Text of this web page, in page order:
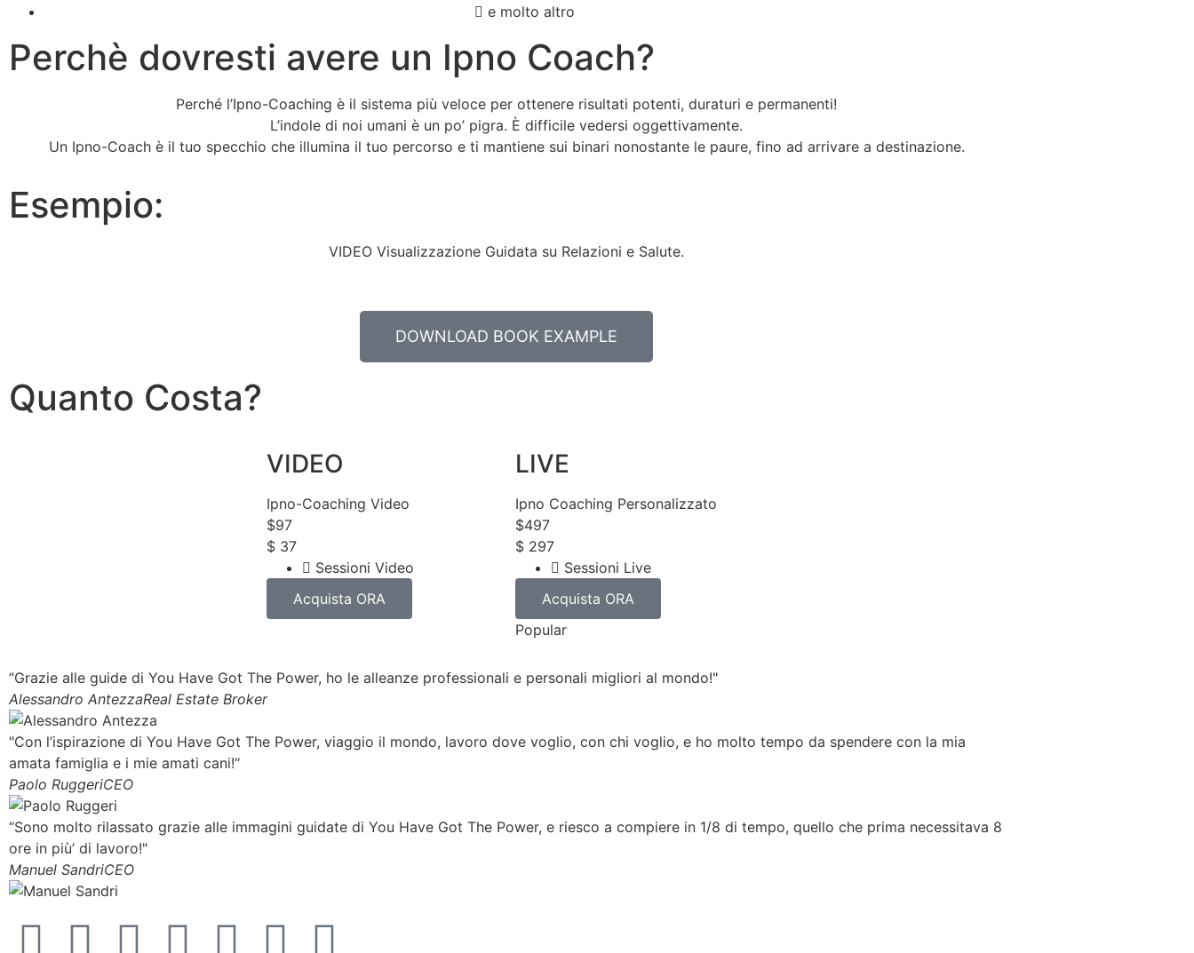
e molto altro
Perchè dovresti avere un Ipno Coach?
Perché l’Ipno-Coaching è il sistema più veloce per ottenere risultati potenti, duraturi e permanenti!
L’indole di noi umani è un po’ pigra. È difficile vedersi oggettivamente.
Un Ipno-Coach è il tuo specchio che illumina il tuo percorso e ti mantiene sui binari nonostante le paure, fino ad arrivare a destinazione.
Esempio:
VIDEO Visualizzazione Guidata su Relazioni e Salute.
DOWNLOAD BOOK EXAMPLE
Quanto Costa?
VIDEO
Ipno-Coaching Video
$97
$ 37
Sessioni Video
Acquista ORA
LIVE
Ipno Coaching Personalizzato
$497
$ 297
Sessioni Live
Acquista ORA
Popular
“Grazie alle guide di You Have Got The Power, ho le alleanze professionali e personali migliori al mondo!"
Alessandro AntezzaReal Estate Broker
"Con l’ispirazione di You Have Got The Power, viaggio il mondo, lavoro dove voglio, con chi voglio, e ho molto tempo da spendere con la mia
amata famiglia e i mie amati cani!“
Paolo RuggeriCEO
“Sono molto rilassato grazie alle immagini guidate di You Have Got The Power, e riesco a compiere in 1/8 di tempo, quello che prima necessitava 8
ore in più’ di lavoro!"
Manuel SandriCEO